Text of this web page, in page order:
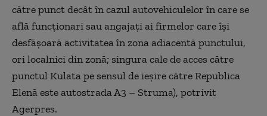
către punct decât în cazul autovehiculelor în care se
află funcţionari sau angajaţi ai firmelor care îşi
desfăşoară activitatea în zona adiacentă punctului,
ori localnici din zonă; singura cale de acces către
punctul Kulata pe sensul de ieşire către Republica
Elenă este autostrada A3 – Struma), potrivit
Agerpres.